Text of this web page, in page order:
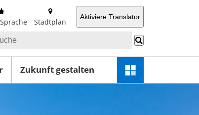
Stadtplan
Aktiviere Translator
Zukunft gestalten
Schnellzugriff-
Menü